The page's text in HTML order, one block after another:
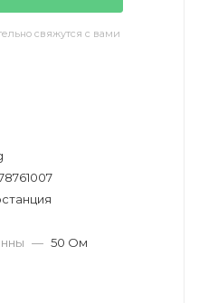
свяжутся с вами
— 50 Ом